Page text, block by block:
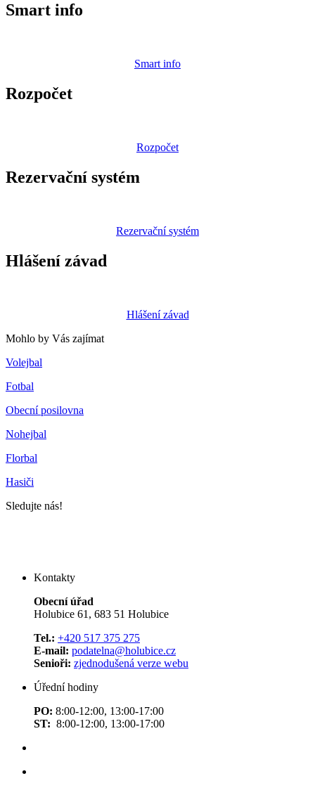
Smart info
Smart info
Rozpočet
Rozpočet
Rezervační systém
Rezervační systém
Hlášení závad
Hlášení závad
Mohlo by Vás zajímat
Volejbal
Fotbal
Obecní posilovna
Nohejbal
Florbal
Hasiči
Sledujte nás!
Kontakty
Obecní úřad
Holubice 61, 683 51 Holubice
Tel.: +420 517 375 275
E-mail: podatelna@holubice.cz
Senioři: zjednodušená verze webu
Úřední hodiny
PO: 8:00-12:00, 13:00-17:00
ST: 8:00-12:00, 13:00-17:00